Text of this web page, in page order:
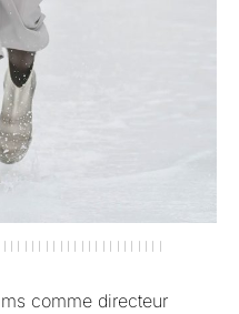
comme directeur